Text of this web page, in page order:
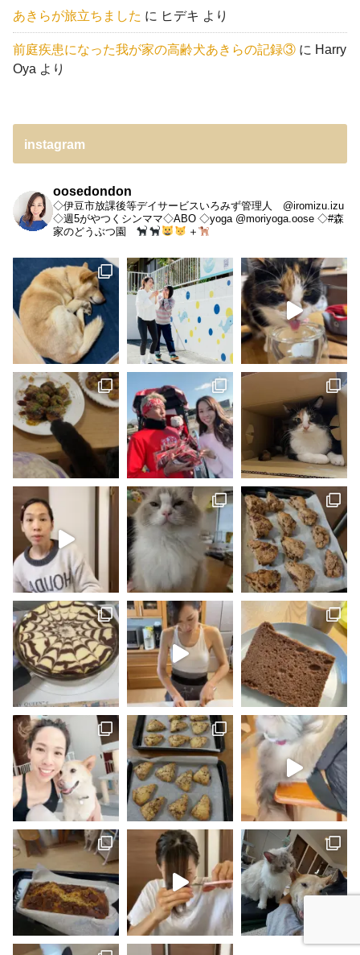
あきらが旅立ちました に ヒデキ より
前庭疾患になった我が家の高齢犬あきらの記録③ に Harry
Oya より
instagram
oosedondon
◇伊豆市放課後等デイサービスいろみず管理人 @iromizu.izu
◇週5がやつくシンママ◇ABO ◇yoga @moriyoga.oose ◇#森
家のどうぶつ園
＋